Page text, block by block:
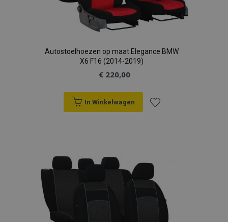
Autostoelhoezen op maat Elegance BMW
X6 F16 (2014-2019)
€ 220,00
In Winkelwagen
aan
verlanglijst